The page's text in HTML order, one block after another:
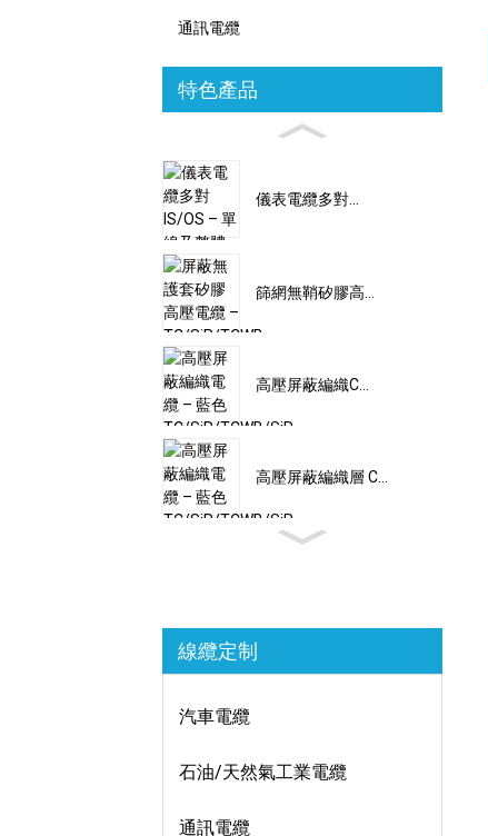
通訊電纜
特色產品
儀表電纜多對...
篩網無鞘矽膠高...
高壓屏蔽編織C...
高壓屏蔽編織層 C...
線纜定制
汽車電纜
石油/天然氣工業電纜
通訊電纜